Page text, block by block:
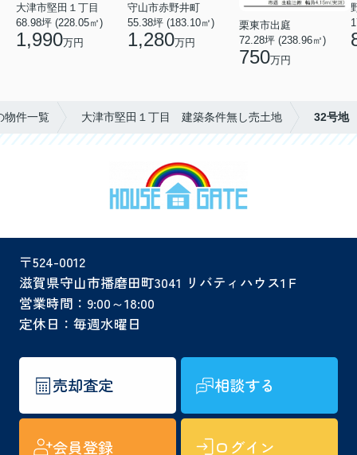
大津市堅田１丁目
68.98坪 (228.05㎡)
1,990万円
守山市赤野井町
55.38坪 (183.10㎡)
1,280万円
栗東市出庭
72.28坪 (238.96㎡)
750万円
物件一覧 大津市堅田１丁目 建築条件無し売土地 32号地
〒524-0012
滋賀県守山市播磨田町3041 リバティハウス1Ｆ
営業時間：9:00～18:00
定休日：毎週水曜日
売却査定 相談する
会員登録 ログイン